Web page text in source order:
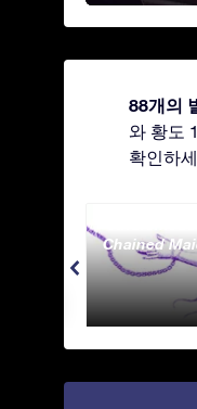
88개의
와 황도
확인하
Chained